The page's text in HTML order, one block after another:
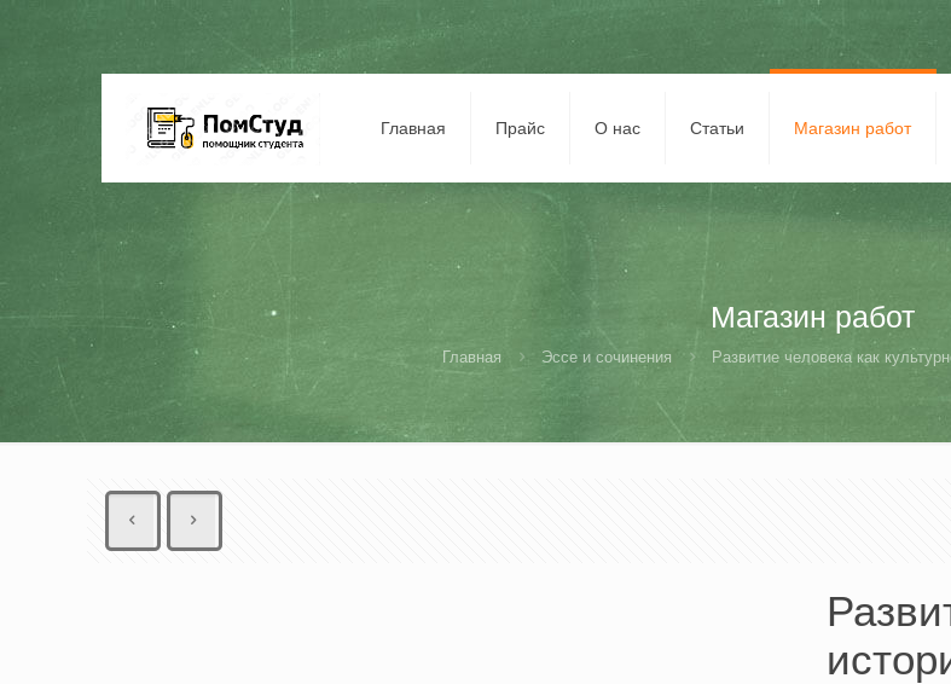
Главная Прайс О нас Статьи Магазин работ
Магазин работ
Главная Эссе и сочинения Развитие человека как